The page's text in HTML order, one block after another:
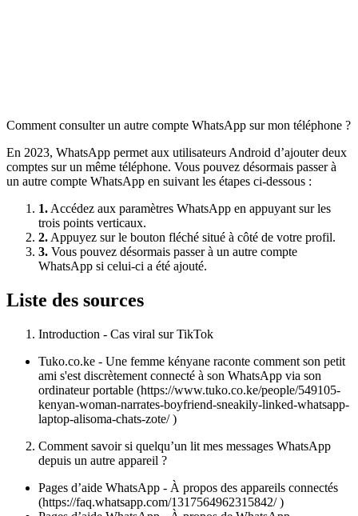
Comment consulter un autre compte WhatsApp sur mon téléphone ?
En 2023, WhatsApp permet aux utilisateurs Android d’ajouter deux
comptes sur un même téléphone. Vous pouvez désormais passer à
un autre compte WhatsApp en suivant les étapes ci-dessous :
1.Accédez aux paramètres WhatsApp en appuyant sur les
trois points verticaux.
2.Appuyez sur le bouton fléché situé à côté de votre profil.
3. Vous pouvez désormais passer à un autre compte
WhatsApp si celui-ci a été ajouté.
Liste des sources
Introduction - Cas viral sur TikTok
Tuko.co.ke - Une femme kényane raconte comment son petit
ami s'est discrètement connecté à son WhatsApp via son
ordinateur portable (https://www.tuko.co.ke/people/549105-
kenyan-woman-narrates-boyfriend-sneakily-linked-whatsapp-
laptop-alisoma-chats-zote/ )
Comment savoir si quelqu’un lit mes messages WhatsApp
depuis un autre appareil ?
Pages d’aide WhatsApp - À propos des appareils connectés
(https://faq.whatsapp.com/1317564962315842/ )